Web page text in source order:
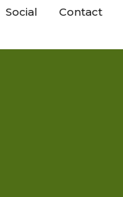
Social Contact